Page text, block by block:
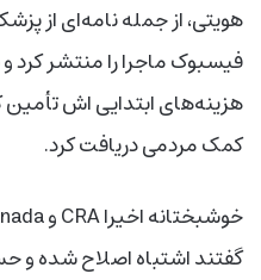
هویتی، از جمله نامه‌ای از
فیسبوک ماجرا را منتشر کرد
کمک مردمی دریافت کرد.
گفتند اشتباه اصلاح شده